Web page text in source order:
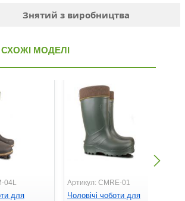
Знятий з виробництва
СХОЖІ МОДЕЛІ
04L
для
Артикул: CMRE-01
Чоловічі чоботи для